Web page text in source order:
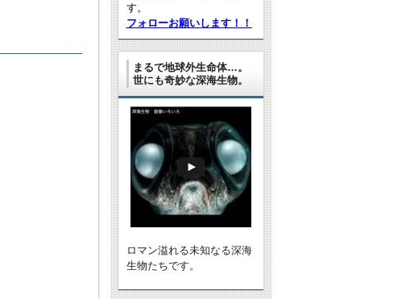
す。
フォローお願いします！！
まるで地球外生命体…。
世にも奇妙な深海生物。
ロマン溢れる未知なる深海
生物たちです。